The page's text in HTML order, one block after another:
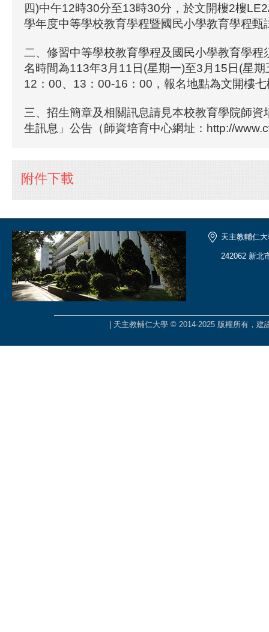
四)中午12時30分至13時30分，於文開樓2樓
學年度中等學校教育學程暨國民小學教育學程甄
二、修習中等學校教育學程及國民小學教育學程
名時間為113年3月11日(星期一)至3月15日(星
12：00、13：00-16：00，報名地點為文開樓
三、招生簡章及相關訊息請見本校教育學院師資
生訊息」公告（師資培育中心網址：http://
附件下載
天主教輔仁
242062 新北
| 天主教輔仁大學 © 2014-2025 版權所有，